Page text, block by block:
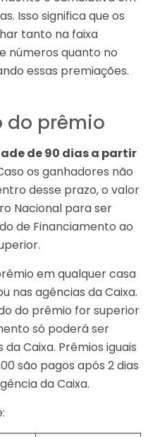
Isso significa que os
tanto na faixa
números quanto no
essas premiações.
do prêmio
de 90 dias a partir
os ganhadores não
desse prazo, o valor
Nacional para ser
de Financiamento ao
em qualquer casa
nas agências da Caixa.
do prêmio for superior
só poderá ser
Caixa. Prêmios iguais
são pagos após 2 dias
da Caixa.